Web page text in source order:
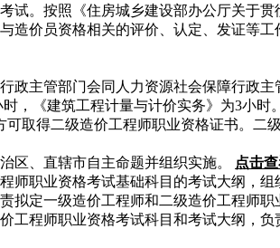
试。按照《住房城乡建设部办公厅关于
造价员资格相关的评价、认定、发证等
政主管部门会同人力资源社会保障行政
，《建筑工程计量与计价实务》为3小
取得二级造价工程师职业资格证书。二
区、直辖市自主命题并组织实施。
点击
师职业资格考试基础科目的考试大纲，组
拟定一级造价工程师和二级造价工程师
工程师职业资格考试科目和考试大纲，